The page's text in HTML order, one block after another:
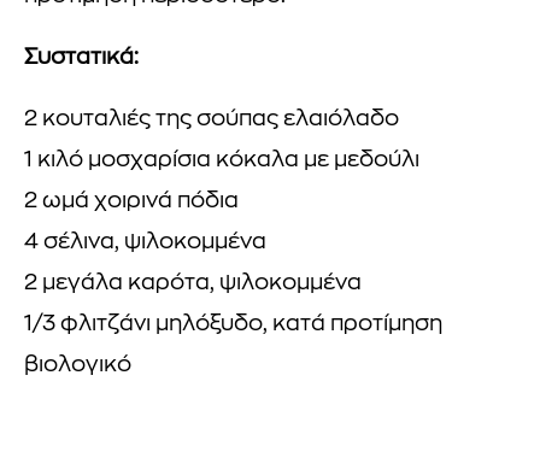
Συστατικά:
2 κουταλιές της σούπας ελαιόλαδο
1 κιλό μοσχαρίσια κόκαλα με μεδούλι
2 ωμά χοιρινά πόδια
4 σέλινα, ψιλοκομμένα
2 μεγάλα καρότα, ψιλοκομμένα
1/3 φλιτζάνι μηλόξυδο, κατά προτίμηση
βιολογικό